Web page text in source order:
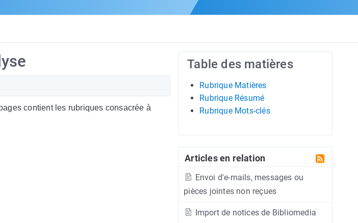
Table des matières
Rubrique Matières
Rubrique Résumé
Rubrique Mots-clés
Articles en relation
Envoi d'e-mails, messages ou
pièces jointes non reçues
Import de notices de Bibliomedia
contient les rubriques consacrée à